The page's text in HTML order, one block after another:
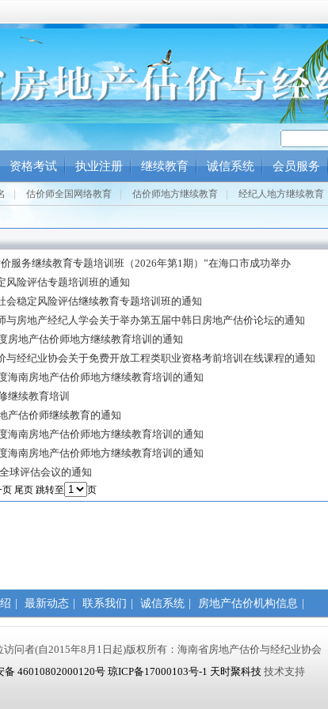
资格考试 执业注册 继续教育 诚信系统 会员服务
估价师全国网络教育 估价师地方继续教育 经纪人地方继续教育
服务继续教育专题培训班（2026年第1期）”在海口市成功举办
风险评估专题培训班的通知
会稳定风险评估继续教育专题培训班的通知
与房地产经纪人学会关于举办第五届中韩日房地产估价论坛的通知
房地产估价师地方继续教育培训的通知
与经纪业协会关于免费开放工程类职业资格考前培训在线课程的通知
海南房地产估价师地方继续教育培训的通知
继续教育培训
产估价师继续教育的通知
海南房地产估价师地方继续教育培训的通知
海南房地产估价师地方继续教育培训的通知
球评估会议的通知
页 尾页 跳转至 页
最新动态 联系我们 诚信系统 房地产估价机构信息
访问者(自2015年8月1日起)版权所有：海南省房地产估价与经纪业协会
备 46010802000120号 琼ICP备17000103号-1 天时聚科技技术支持